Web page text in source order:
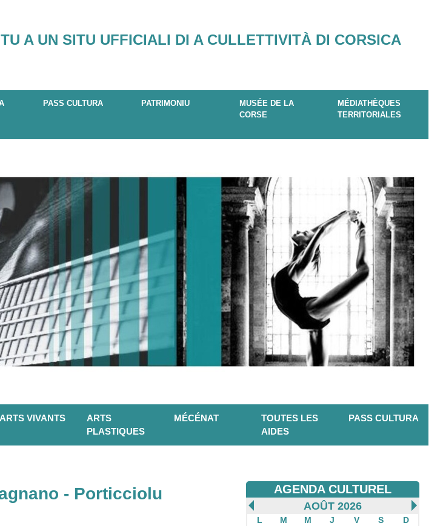
A UN SITU UFFICIALI DI A CULLETTIVITÀ DI CORSICA
PASS CULTURA PATRIMONIU
MUSÉE DE LA
CORSE
MÉDIATHÈQUES
TERRITORIALES
ARTS VIVANTS
ARTS
PLASTIQUES
MÉCÉNAT
TOUTES LES
AIDES
PASS CULTURA
- Porticciolu AGENDA CULTUREL
AOÛT 2026
L M M J V S D